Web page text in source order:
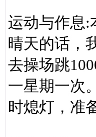
运动与作息:
晴天的话，
去操场跳
一星期一次
时熄灯，准